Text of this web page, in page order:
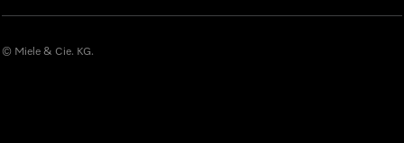
© Miele & Cie. KG.